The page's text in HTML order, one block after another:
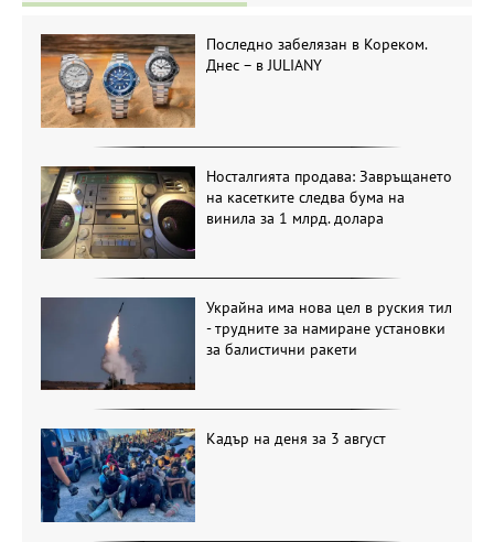
Последно забелязан в Кореком.
Днес – в JULIANY
Носталгията продава: Завръщането
на касетките следва бума на
винила за 1 млрд. долара
Украйна има нова цел в руския тил
- трудните за намиране установки
за балистични ракети
Кадър на деня за 3 август